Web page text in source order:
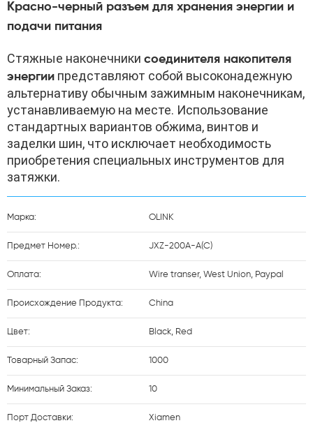
Красно-черный разъем для хранения энергии и
подачи питания
Стяжные наконечники соединителя накопителя
энергии представляют собой высоконадежную
альтернативу обычным зажимным наконечникам,
устанавливаемую на месте. Использование
стандартных вариантов обжима, винтов и
заделки шин, что исключает необходимость
приобретения специальных инструментов для
затяжки.
Марка: OLINK
Предмет Номер.: JXZ-200A-A(C)
Оплата: Wire transer, West Union, Paypal
Происхождение Продукта: China
Цвет: Black, Red
Товарный Запас: 1000
Минимальный Заказ: 10
Порт Доставки: Xiamen